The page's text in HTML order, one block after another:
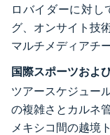
ロバイダーに対し
グ、オンサイト技
マルチメディアチ
国際スポーツおよ
ツアースケジュー
の複雑さとカルネ
メキシコ間の越境